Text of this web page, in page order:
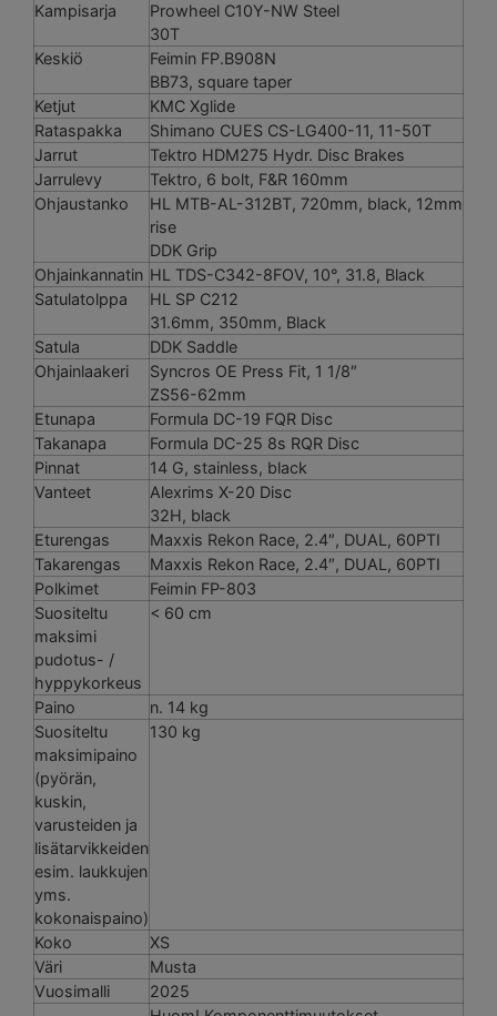
Kampisarja
Prowheel C10Y-NW Steel
30T
Keskiö
Feimin FP.B908N
BB73, square taper
Ketjut
KMC Xglide
Rataspakka
Shimano CUES CS-LG400-11, 11-50T
Jarrut
Tektro HDM275 Hydr. Disc Brakes
Jarrulevy
Tektro, 6 bolt, F&R 160mm
Ohjaustanko
HL MTB-AL-312BT, 720mm, black, 12mm
rise
DDK Grip
Ohjainkannatin HL TDS-C342-8FOV, 10°, 31.8, Black
Satulatolppa
HL SP C212
31.6mm, 350mm, Black
Satula
DDK Saddle
Ohjainlaakeri
Syncros OE Press Fit, 1 1/8″
ZS56-62mm
Etunapa
Formula DC-19 FQR Disc
Takanapa
Formula DC-25 8s RQR Disc
Pinnat
14 G, stainless, black
Vanteet
Alexrims X-20 Disc
32H, black
Eturengas
Maxxis Rekon Race, 2.4″, DUAL, 60PTI
Takarengas
Maxxis Rekon Race, 2.4″, DUAL, 60PTI
Polkimet
Feimin FP-803
Suositeltu
maksimi
pudotus- /
hyppykorkeus
< 60 cm
Paino
n. 14 kg
Suositeltu
maksimipaino
(pyörän,
kuskin,
varusteiden ja
lisätarvikkeiden
esim. laukkujen
yms.
kokonaispaino)
130 kg
Koko
XS
Väri
Musta
Vuosimalli
2025